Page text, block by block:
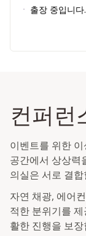
출장 중입니다.
컨퍼런
이벤트를 위한
공간에서 상상력
의실은 서로 결
자연 채광, 에어
적한 분위기를
활한 진행을 보장